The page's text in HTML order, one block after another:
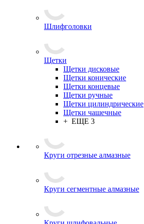
Шлифголовки
Щетки
Щетки дисковые
Щетки конические
Щетки концевые
Щетки ручные
Щетки цилиндрические
Щетки чашечные
+ ЕЩЕ 3
Круги отрезные алмазные
Круги сегментные алмазные